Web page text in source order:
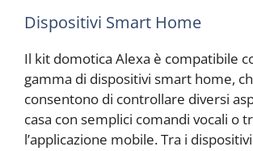
Dispositivi Smart Home
Il kit domotica Alexa è compatibile
gamma di dispositivi smart home,
consentono di controllare diversi
casa con semplici comandi vocali o
l’applicazione mobile. Tra i